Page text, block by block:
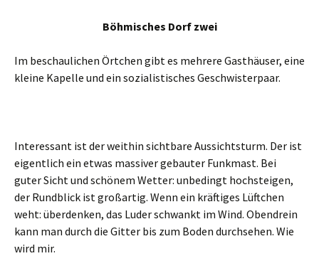
Böhmisches Dorf zwei
Im beschaulichen Örtchen gibt es mehrere Gasthäuser, eine
kleine Kapelle und ein sozialistisches Geschwisterpaar.
Interessant ist der weithin sichtbare Aussichtsturm. Der ist
eigentlich ein etwas massiver gebauter Funkmast. Bei
guter Sicht und schönem Wetter: unbedingt hochsteigen,
der Rundblick ist großartig. Wenn ein kräftiges Lüftchen
weht: überdenken, das Luder schwankt im Wind. Obendrein
kann man durch die Gitter bis zum Boden durchsehen. Wie
wird mir.